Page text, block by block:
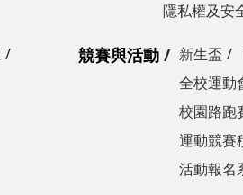
隱私權及安
競賽與活動 新生盃
全校運動
校園路跑
運動競賽
活動報名